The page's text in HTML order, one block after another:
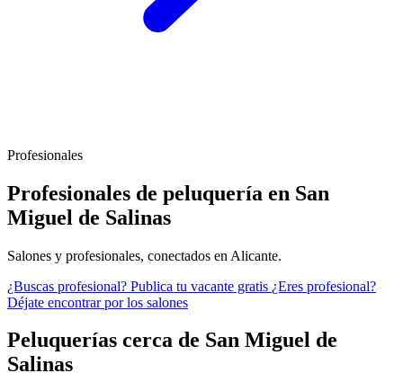
Profesionales
Profesionales de peluquería en San
Miguel de Salinas
Salones y profesionales, conectados en Alicante.
¿Buscas profesional? Publica tu vacante gratis ¿Eres profesional?
Déjate encontrar por los salones
Peluquerías cerca de San Miguel de
Salinas